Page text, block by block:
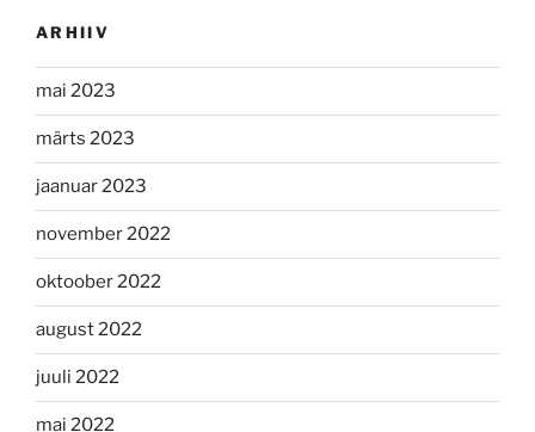
ARHIIV
mai 2023
märts 2023
jaanuar 2023
november 2022
oktoober 2022
august 2022
juuli 2022
mai 2022